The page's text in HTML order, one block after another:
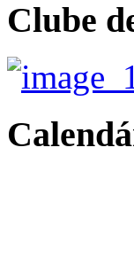
Clube